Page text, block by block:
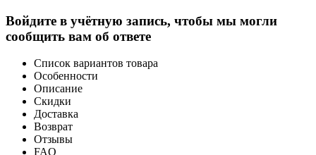
Войдите в учётную запись, чтобы мы могли
сообщить вам об ответе
Список вариантов товара
Особенности
Описание
Скидки
Доставка
Возврат
Отзывы
FAQ